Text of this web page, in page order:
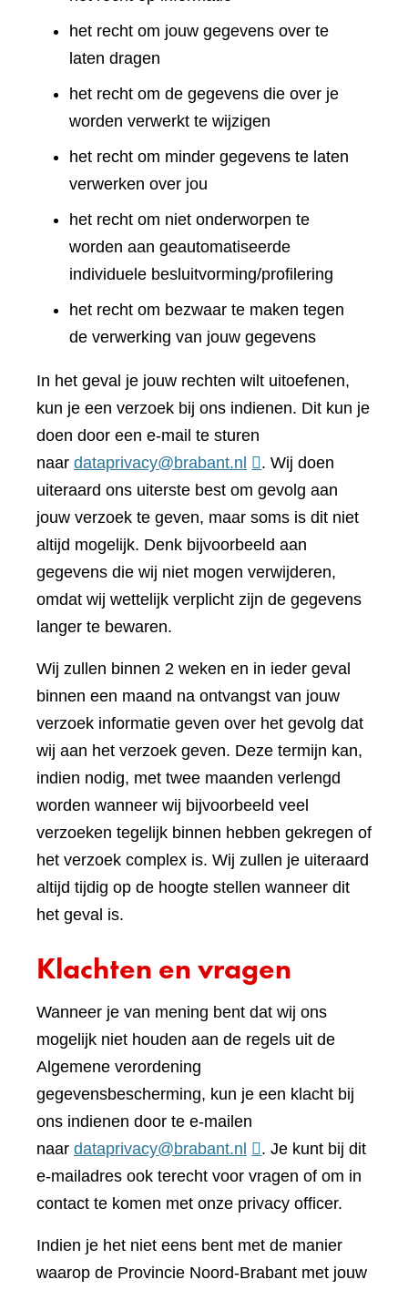
het recht om jouw gegevens over te
laten dragen
het recht om de gegevens die over je
worden verwerkt te wijzigen
het recht om minder gegevens te laten
verwerken over jou
het recht om niet onderworpen te
worden aan geautomatiseerde
individuele besluitvorming/profilering
het recht om bezwaar te maken tegen
de verwerking van jouw gegevens
In het geval je jouw rechten wilt uitoefenen,
kun je een verzoek bij ons indienen. Dit kun je
doen door een e-mail te sturen
naar dataprivacy@brabant.nl
. Wij doen
uiteraard ons uiterste best om gevolg aan
jouw verzoek te geven, maar soms is dit niet
altijd mogelijk. Denk bijvoorbeeld aan
gegevens die wij niet mogen verwijderen,
omdat wij wettelijk verplicht zijn de gegevens
langer te bewaren.
Wij zullen binnen 2 weken en in ieder geval
binnen een maand na ontvangst van jouw
verzoek informatie geven over het gevolg dat
wij aan het verzoek geven. Deze termijn kan,
indien nodig, met twee maanden verlengd
worden wanneer wij bijvoorbeeld veel
verzoeken tegelijk binnen hebben gekregen of
het verzoek complex is. Wij zullen je uiteraard
altijd tijdig op de hoogte stellen wanneer dit
het geval is.
Klachten en vragen
Wanneer je van mening bent dat wij ons
mogelijk niet houden aan de regels uit de
Algemene verordening
gegevensbescherming, kun je een klacht bij
ons indienen door te e-mailen
naar dataprivacy@brabant.nl
. Je kunt bij dit
e-mailadres ook terecht voor vragen of om in
contact te komen met onze privacy officer.
Indien je het niet eens bent met de manier
waarop de Provincie Noord-Brabant met jouw